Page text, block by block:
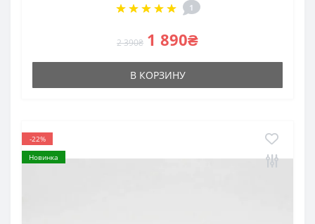
1
2 390₴ 1 890₴
В КОРЗИНУ
-22%
Новинка